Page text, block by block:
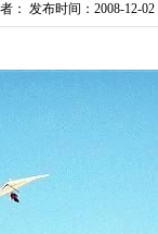
： 发布时间：2008-12-02